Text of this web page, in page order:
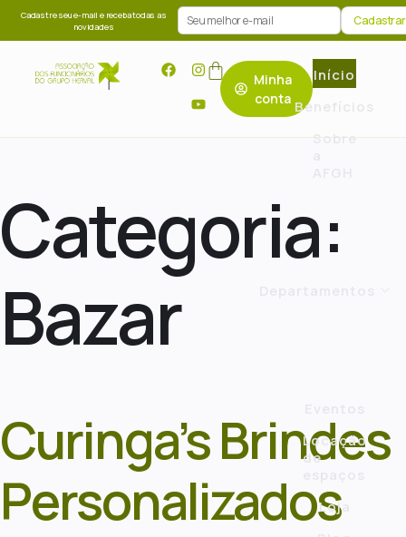
Cadastre seu e-mail e receba todas as
novidades
Início
Benefícios
Sobre
Locação
de
Loja
Minha
conta
Categoria:
Bazar
Curinga’s Brindes
Personalizados